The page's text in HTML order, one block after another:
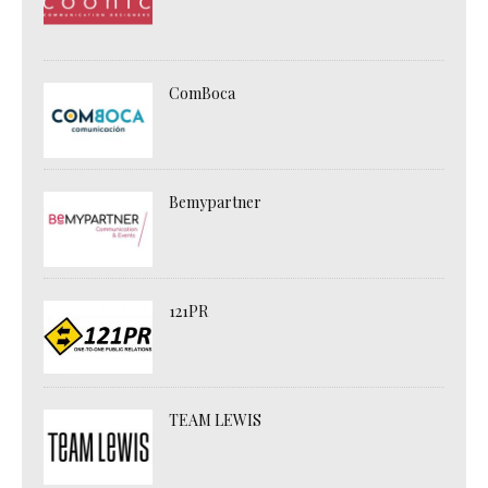
ComBoca
Bemypartner
121PR
TEAM LEWIS